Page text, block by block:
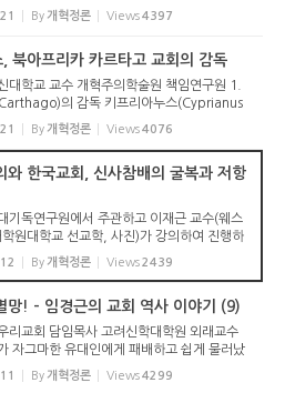
로 나뉘어 있다. 한국 교회의 교단 분열은 어
까. 10월 30일에 서울영동교회에서 있었던
By 개혁정론 Views4397
북아프리카 카르타고 교회의 감독
대학교 교수 개혁주의학술원 책임연구원 1.
의 감독 키프리아누스(Cyprianus
의 본명은 타스키우스(Thascius)이며
종 시에 카에킬리우스(Caecilius)라는 이름을
...
By 개혁정론 Views4076
와 한국교회, 신사참배의 굴복과 저항
기독연구원에서 주관하고 이재근 교수(웨스
원대학교 선교학, 사진)가 강의하여 진행하
복음주의 지형도 그리기” 5주차 강의에서는
참배 문제를 다루었다. 이번 강의에서는 193
By 개혁정론 Views2439
망! - 임경근의 교회 역사 이야기 (9)
리교회 담임목사 고려신학대학원 외래교수
자그마한 유대인에게 패배하고 쉽게 물러났
없지! 로마는 더 강력한 군대를 보내 유대인
려 했단다. 로마 장군은 베스파시아누스(Ves
By 개혁정론 Views4299